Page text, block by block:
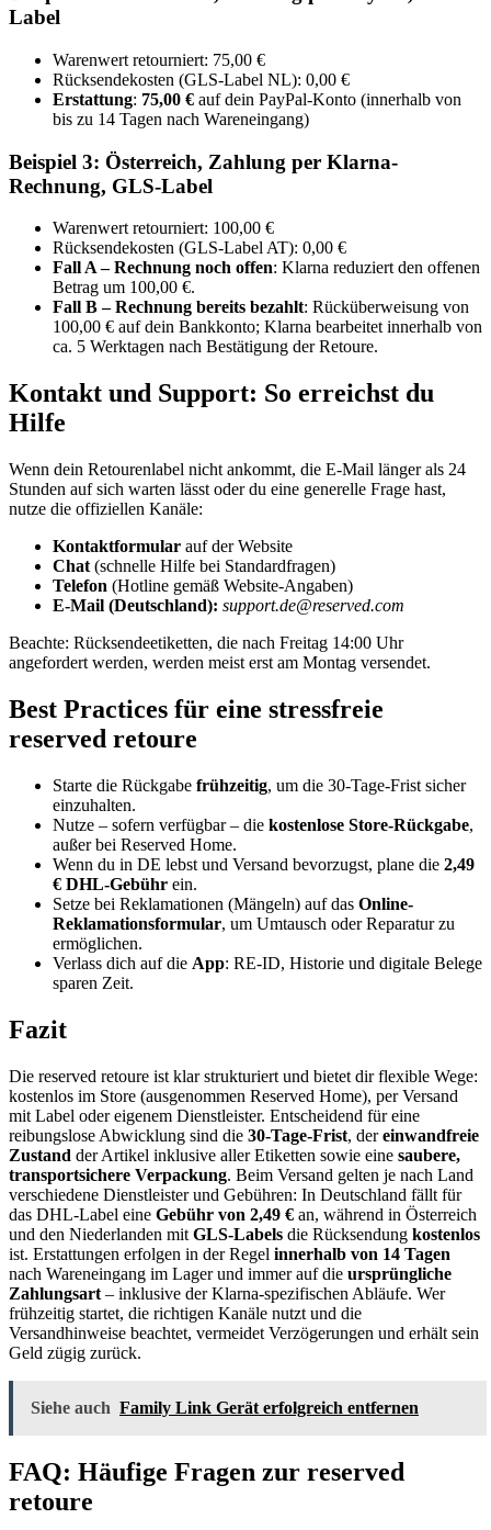
Label
Warenwert retourniert: 75,00 €
Rücksendekosten (GLS-Label NL): 0,00 €
Erstattung: 75,00 € auf dein PayPal-Konto (innerhalb von
bis zu 14 Tagen nach Wareneingang)
Beispiel 3: Österreich, Zahlung per Klarna-
Rechnung, GLS-Label
Warenwert retourniert: 100,00 €
Rücksendekosten (GLS-Label AT): 0,00 €
Fall A – Rechnung noch offen: Klarna reduziert den offenen
Betrag um 100,00 €.
Fall B – Rechnung bereits bezahlt: Rücküberweisung von
100,00 € auf dein Bankkonto; Klarna bearbeitet innerhalb von
ca. 5 Werktagen nach Bestätigung der Retoure.
Kontakt und Support: So erreichst du
Hilfe
Wenn dein Retourenlabel nicht ankommt, die E-Mail länger als 24
Stunden auf sich warten lässt oder du eine generelle Frage hast,
nutze die offiziellen Kanäle:
Kontaktformular auf der Website
Chat (schnelle Hilfe bei Standardfragen)
Telefon (Hotline gemäß Website-Angaben)
E-Mail (Deutschland): support.de@reserved.com
Beachte: Rücksendeetiketten, die nach Freitag 14:00 Uhr
angefordert werden, werden meist erst am Montag versendet.
Best Practices für eine stressfreie
reserved retoure
Starte die Rückgabe frühzeitig, um die 30-Tage-Frist sicher
einzuhalten.
Nutze – sofern verfügbar – die kostenlose Store-Rückgabe,
außer bei Reserved Home.
Wenn du in DE lebst und Versand bevorzugst, plane die 2,49
€ DHL-Gebühr ein.
Setze bei Reklamationen (Mängeln) auf das Online-
Reklamationsformular, um Umtausch oder Reparatur zu
ermöglichen.
Verlass dich auf die App: RE-ID, Historie und digitale Belege
sparen Zeit.
Fazit
Die reserved retoure ist klar strukturiert und bietet dir flexible Wege:
kostenlos im Store (ausgenommen Reserved Home), per Versand
mit Label oder eigenem Dienstleister. Entscheidend für eine
reibungslose Abwicklung sind die 30-Tage-Frist, dereinwandfreie
Zustand der Artikel inklusive aller Etiketten sowie eine saubere,
transportsichere Verpackung. Beim Versand gelten je nach Land
verschiedene Dienstleister und Gebühren: In Deutschland fällt für
das DHL-Label eine Gebühr von 2,49 € an, während in Österreich
und den Niederlanden mit GLS-Labels die Rücksendung kostenlos
ist. Erstattungen erfolgen in der Regel innerhalb von 14 Tagen
nach Wareneingang im Lager und immer auf die ursprüngliche
Zahlungsart – inklusive der Klarna-spezifischen Abläufe. Wer
frühzeitig startet, die richtigen Kanäle nutzt und die
Versandhinweise beachtet, vermeidet Verzögerungen und erhält sein
Geld zügig zurück.
Siehe auch Family Link Gerät erfolgreich entfernen
FAQ: Häufige Fragen zur reserved
retoure